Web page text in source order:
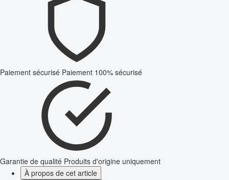
Paiement sécurisé Paiement 100% sécurisé
Garantie de qualité Produits d'origine uniquement
À propos de cet article